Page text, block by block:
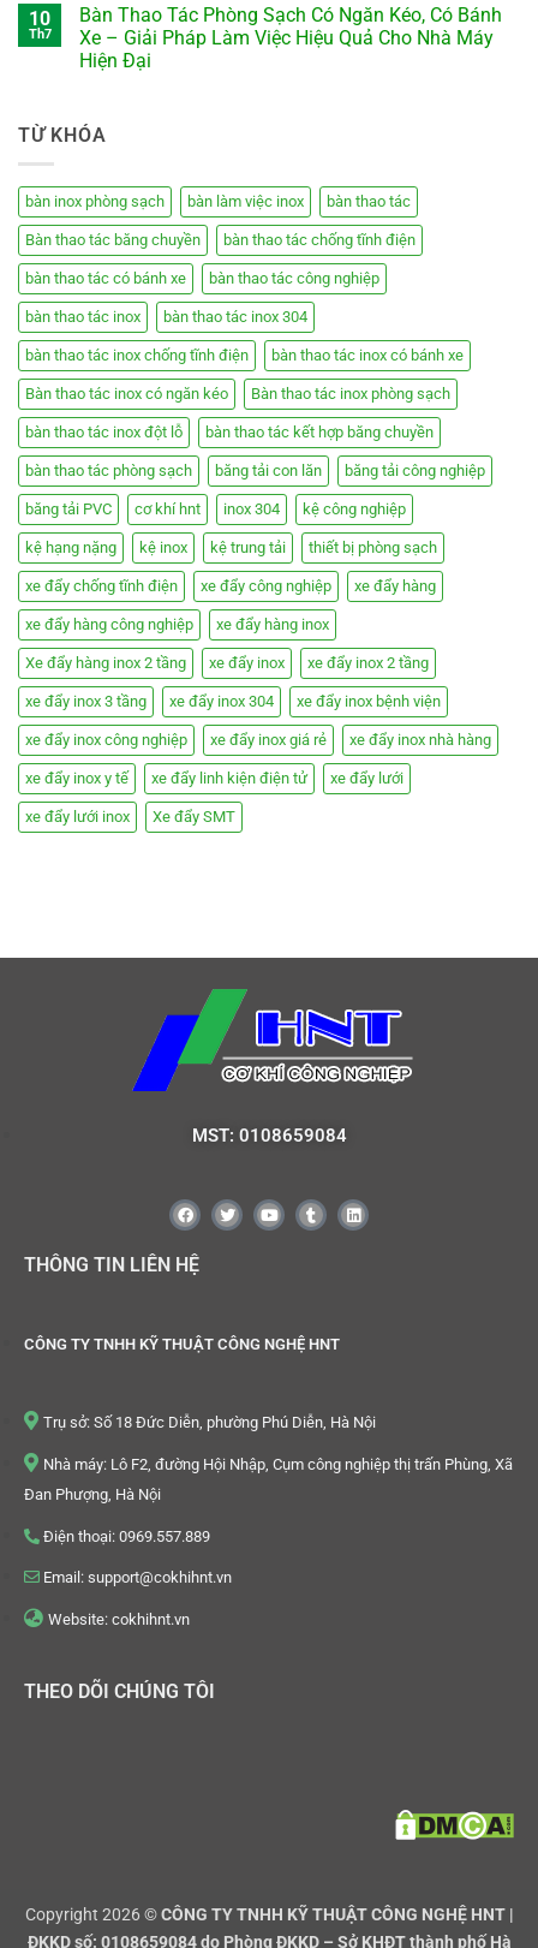
10
Th7
Bàn Thao Tác Phòng Sạch Có Ngăn Kéo, Có Bánh
Xe – Giải Pháp Làm Việc Hiệu Quả Cho Nhà Máy
Hiện Đại
TỪ KHÓA
bàn inox phòng sạch bàn làm việc inox bàn thao tác
Bàn thao tác băng chuyền bàn thao tác chống tĩnh điện
bàn thao tác có bánh xe bàn thao tác công nghiệp
bàn thao tác inox bàn thao tác inox 304
bàn thao tác inox chống tĩnh điện bàn thao tác inox có bánh xe
Bàn thao tác inox có ngăn kéo Bàn thao tác inox phòng sạch
bàn thao tác inox đột lỗ bàn thao tác kết hợp băng chuyền
bàn thao tác phòng sạch băng tải con lăn băng tải công nghiệp
băng tải PVC cơ khí hnt inox 304 kệ công nghiệp
kệ hạng nặng kệ inox kệ trung tải thiết bị phòng sạch
xe đẩy chống tĩnh điện xe đẩy công nghiệp xe đẩy hàng
xe đẩy hàng công nghiệp xe đẩy hàng inox
Xe đẩy hàng inox 2 tầng xe đẩy inox xe đẩy inox 2 tầng
xe đẩy inox 3 tầng xe đẩy inox 304 xe đẩy inox bệnh viện
xe đẩy inox công nghiệp xe đẩy inox giá rẻ xe đẩy inox nhà hàng
xe đẩy inox y tế xe đẩy linh kiện điện tử xe đẩy lưới
xe đẩy lưới inox Xe đẩy SMT
MST: 0108659084
THÔNG TIN LIÊN HỆ
CÔNG TY TNHH KỸ THUẬT CÔNG NGHỆ HNT
Trụ sở: Số 18 Đức Diễn, phường Phú Diễn, Hà Nội
Nhà máy: Lô F2, đường Hội Nhập, Cụm công nghiệp thị trấn Phùng, Xã
Đan Phượng, Hà Nội
Điện thoại: 0969.557.889
Email: support@cokhihnt.vn
Website: cokhihnt.vn
THEO DÕI CHÚNG TÔI
Copyright 2026 ©CÔNG TY TNHH KỸ THUẬT CÔNG NGHỆ HNT |
ĐKKD số: 0108659084 do Phòng ĐKKD – Sở KHĐT thành phố Hà